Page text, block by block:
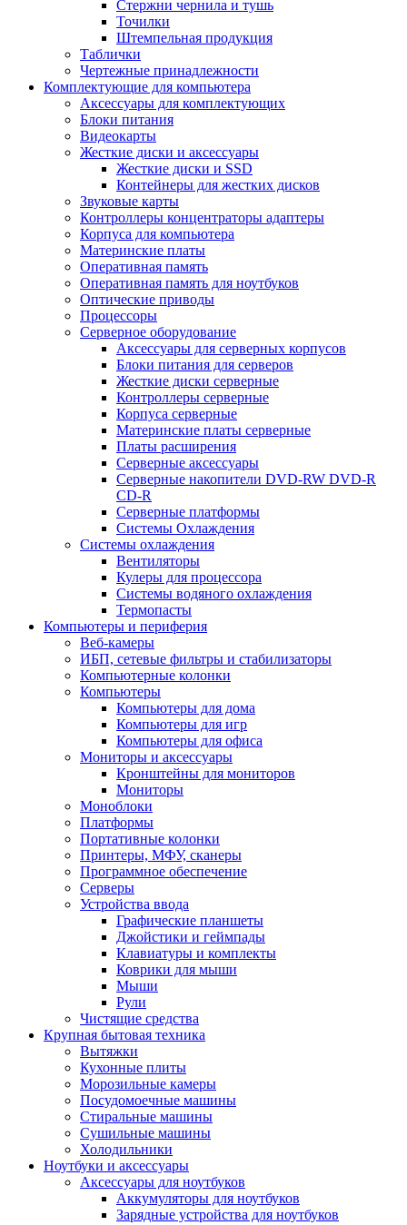
Стержни чернила и тушь
Точилки
Штемпельная продукция
Таблички
Чертежные принадлежности
Комплектующие для компьютера
Аксессуары для комплектующих
Блоки питания
Видеокарты
Жесткие диски и аксессуары
Жесткие диски и SSD
Контейнеры для жестких дисков
Звуковые карты
Контроллеры концентраторы адаптеры
Корпуса для компьютера
Материнские платы
Оперативная память
Оперативная память для ноутбуков
Оптические приводы
Процессоры
Серверное оборудование
Аксессуары для серверных корпусов
Блоки питания для серверов
Жесткие диски серверные
Контроллеры серверные
Корпуса серверные
Материнские платы серверные
Платы расширения
Серверные аксессуары
Серверные накопители DVD-RW DVD-R
CD-R
Серверные платформы
Системы Охлаждения
Системы охлаждения
Вентиляторы
Кулеры для процессора
Системы водяного охлаждения
Термопасты
Компьютеры и периферия
Веб-камеры
ИБП, сетевые фильтры и стабилизаторы
Компьютерные колонки
Компьютеры
Компьютеры для дома
Компьютеры для игр
Компьютеры для офиса
Мониторы и аксессуары
Кронштейны для мониторов
Мониторы
Моноблоки
Платформы
Портативные колонки
Принтеры, МФУ, сканеры
Программное обеспечение
Серверы
Устройства ввода
Графические планшеты
Джойстики и геймпады
Клавиатуры и комплекты
Коврики для мыши
Мыши
Рули
Чистящие средства
Крупная бытовая техника
Вытяжки
Кухонные плиты
Морозильные камеры
Посудомоечные машины
Стиральные машины
Сушильные машины
Холодильники
Ноутбуки и аксессуары
Аксессуары для ноутбуков
Аккумуляторы для ноутбуков
Зарядные устройства для ноутбуков